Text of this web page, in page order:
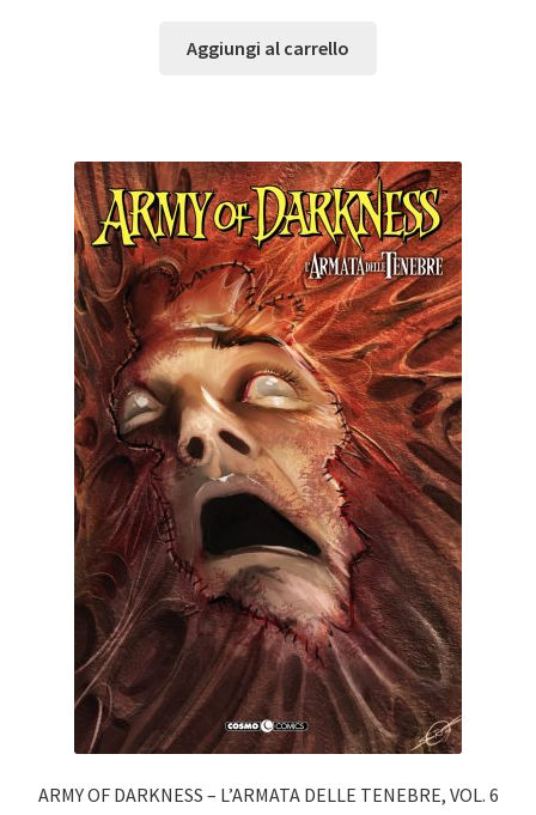
Aggiungi al carrello
ARMY OF DARKNESS – L’ARMATA DELLE TENEBRE, VOL. 6